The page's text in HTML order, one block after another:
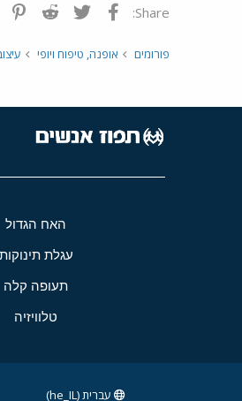
Share: פייסבוק Twitter
Reddit
פורומים אופנה, טיפוח ויופי
האח הגדול
עגלת תינוקות
תעופה קלה
טלוויזיה
עברית (he_IL)